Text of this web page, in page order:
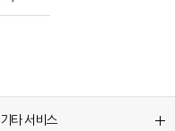
기타 서비스